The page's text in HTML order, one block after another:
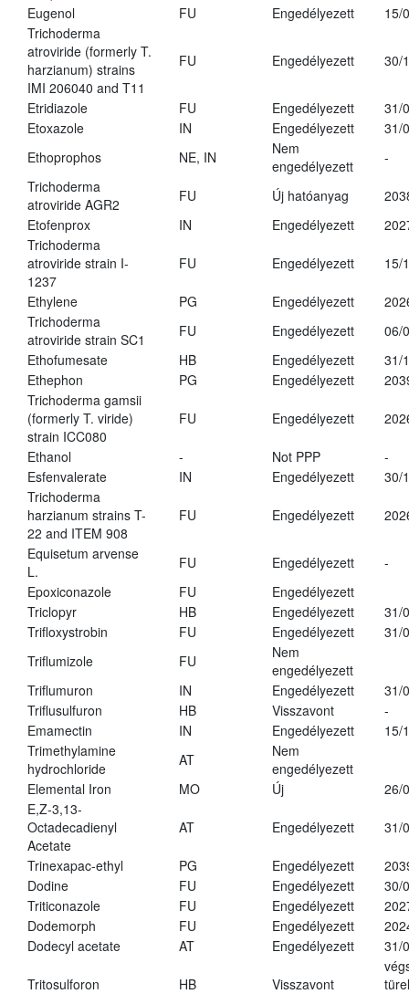
Eugenol
FU Engedélyezett
15/
Trichoderma
atroviride (formerly T.
harzianum) strains
IMI 206040 and T11
FU Engedélyezett 30/
Etridiazole FU Engedélyezett
31/
Etoxazole
IN Engedélyezett
31/
Ethoprophos
NE, IN
Nem
engedélyezett
-
Trichoderma
atroviride AGR2
FU Új hatóanyag
Etofenprox
IN Engedélyezett
Trichoderma
atroviride strain I-
1237
FU Engedélyezett 15/
Ethylene PG Engedélyezett
Trichoderma
atroviride strain SC1
FU Engedélyezett
06/
Ethofumesate
HB Engedélyezett
31/
Ethephon
PG Engedélyezett
Trichoderma gamsii
(formerly T. viride)
strain ICC080
FU Engedélyezett
Ethanol - Not PPP
-
Esfenvalerate
IN Engedélyezett
30/
Trichoderma
harzianum strains T-
22 and ITEM 908
FU Engedélyezett
Equisetum arvense
L.
FU Engedélyezett
-
Epoxiconazole
FU
Engedélyezett
Triclopyr
HB Engedélyezett
31/
Trifloxystrobin
FU Engedélyezett
31/
Triflumizole
FU
Nem
engedélyezett
Triflumuron
IN Engedélyezett
31/
Triflusulfuron
HB Visszavont
-
Emamectin
IN Engedélyezett
15/
Trimethylamine
hydrochloride
AT
Nem
engedélyezett
Elemental Iron
MO Új
26/
E,Z-3,13-
Octadecadienyl
Acetate
AT Engedélyezett 31/
Trinexapac-ethyl PG Engedélyezett
Dodine
FU Engedélyezett
30/
Triticonazole
FU Engedélyezett
Dodemorph
FU Engedélyezett
Dodecyl acetate
AT Engedélyezett 31/
Tritosulforon HB Visszavont